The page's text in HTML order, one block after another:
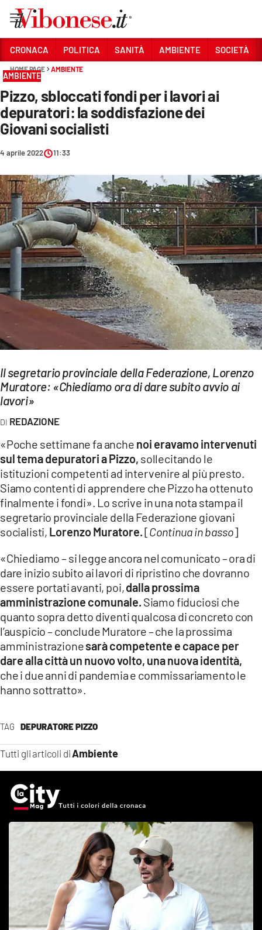
Sezioni
CRONACA
POLITICA
SOCIETÀ
CULTURA
ECONOMIA E LAVORO
EVENTI
SPORT
Streaming
LAC TV
LAC NETWORK
LAC ONAIR
Network
LACPLAY.IT
LACTV.IT
LACONAIR.IT
LACITYMAG.IT
ILREGGINO.IT
COSENZACHANNEL.IT
ILVIBONESE.IT
CATANZAROCHANNEL.IT
LACAPITALENEWS.IT
APPLE
CRONACA POLITICA SANITÀ AMBIENTE SOCIETÀ
HOME PAGE AMBIENTE
AMBIENTE
Pizzo, sbloccati fondi per i lavori ai
depuratori: la soddisfazione dei
Giovani socialisti
4 aprile 2022 11:33
Il segretario provinciale della Federazione, Lorenzo
Muratore: «Chiediamo ora di dare subito avvio ai
lavori»
REDAZIONE
TAG DEPURATORE PIZZO
Tutti gli articoli diAmbiente
«Poche settimane fa anche noi eravamo intervenuti
sul tema depuratori a Pizzo, sollecitando le
istituzioni competenti ad intervenire al più presto.
Siamo contenti di apprendere che Pizzo ha ottenuto
finalmente i fondi». Lo scrive in una nota stampa il
segretario provinciale della Federazione giovani
socialisti, Lorenzo Muratore.[Continua in basso]
«Chiediamo – si legge ancora nel comunicato – ora di
dare inizio subito ai lavori di ripristino che dovranno
essere portati avanti, poi,dalla prossima
amministrazione comunale. Siamo fiduciosi che
quanto sopra detto diventi qualcosa di concreto con
l’auspicio – conclude Muratore – che la prossima
amministrazionesarà competente e capace per
dare alla città un nuovo volto, una nuova identità,
che i due anni di pandemia e commissariamento le
hanno sottratto».